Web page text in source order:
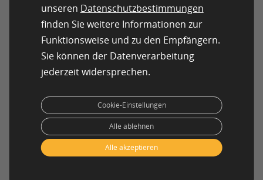
Regressionsanalyse – Rechner
Unser Regressionsrechner hilft Ihnen, die
Regressionzu berechnen. Geben Sie eine Reihe von X-
und Y-Werten ein, und der Rechner berechnet die
Gleichung der Regressionsgerade für Sie. Zum Beispiel:
X-Werte:
1, 2, 3, 4, 5 (z. B. Werbeausgaben in
unseren Datenschutzbestimmungen
finden Sie weitere Informationen zur
Funktionsweise und zu den Empfängern.
Sie können der Datenverarbeitung
jederzeit widersprechen.
Alle akzeptieren
Alle ablehnen
Cookie-Einstellungen